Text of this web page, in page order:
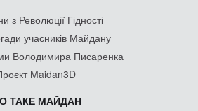
з Революції Гідності
учасників Майдану
Володимира Писаренка
Maidan3D
ТАКЕ МАЙДАН